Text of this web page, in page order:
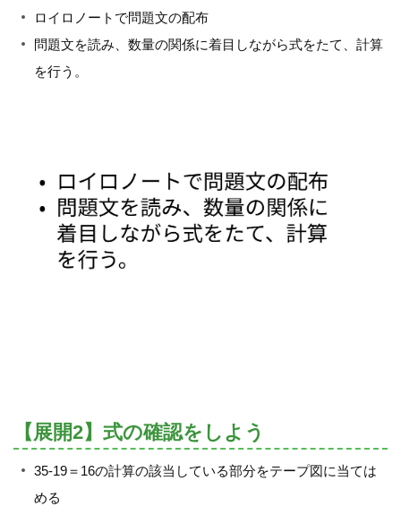
ロイロノートで問題文の配布
問題文を読み、数量の関係に着目しながら式をたて、計算
を行う。
【展開2】式の確認をしよう
35-19＝16の計算の該当している部分をテープ図に当ては
める